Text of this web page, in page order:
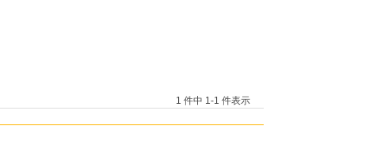
1 件中 1-1 件表示